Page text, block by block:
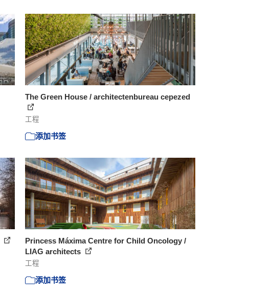
The Green House / architectenbureau cepezed
工程
添加书签
Princess Máxima Centre for Child Oncology /
LIAG architects
工程
添加书签